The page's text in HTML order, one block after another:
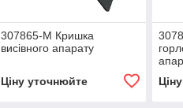
307865-M Кришка
висівного апарату
Ціну уточнюйте